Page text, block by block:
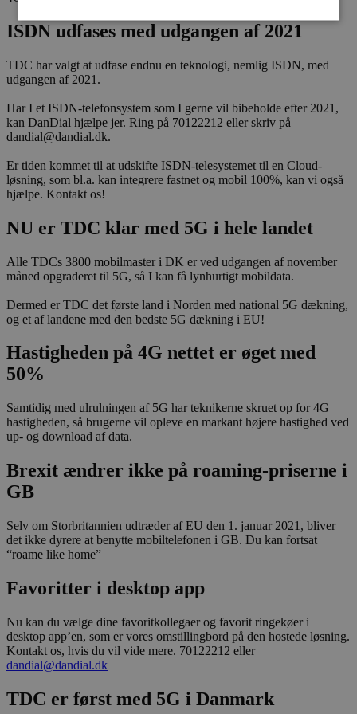
ISDN udfases med udgangen af 2021
TDC har valgt at udfase endnu en teknologi, nemlig ISDN, med
udgangen af 2021.
Har I et ISDN-telefonsystem som I gerne vil bibeholde efter 2021,
kan DanDial hjælpe jer. Ring på 70122212 eller skriv på
dandial@dandial.dk.
Er tiden kommet til at udskifte ISDN-telesystemet til en Cloud-
løsning, som bl.a. kan integrere fastnet og mobil 100%, kan vi også
hjælpe. Kontakt os!
NU er TDC klar med 5G i hele landet
Alle TDCs 3800 mobilmaster i DK er ved udgangen af november
måned opgraderet til 5G, så I kan få lynhurtigt mobildata.
Dermed er TDC det første land i Norden med national 5G dækning,
og et af landene med den bedste 5G dækning i EU!
Hastigheden på 4G nettet er øget med
50%
Samtidig med ulrulningen af 5G har teknikerne skruet op for 4G
hastigheden, så brugerne vil opleve en markant højere hastighed ved
up- og download af data.
Brexit ændrer ikke på roaming-priserne i
GB
Selv om Storbritannien udtræder af EU den 1. januar 2021, bliver
det ikke dyrere at benytte mobiltelefonen i GB. Du kan fortsat
“roame like home”
Favoritter i desktop app
Nu kan du vælge dine favoritkollegaer og favorit ringekøer i
desktop app’en, som er vores omstillingbord på den hostede løsning.
Kontakt os, hvis du vil vide mere. 70122212 eller
dandial@dandial.dk
TDC er først med 5G i Danmark
Nødvendige cookies er dem der bruges af siden til at
Heriblandt brugerlogins. Hjemmesiden fungerer ikke
uden de nødvendige cookies.
CookieScriptConsent
CookieScript
4
This cookie
service to
remember
cookie
consent
preferences.
necessary
banner to
work